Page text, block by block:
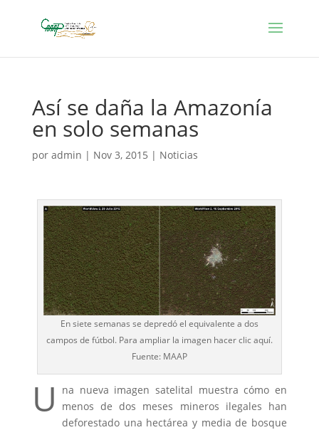
Así se daña la Amazonía
en solo semanas
por admin | Nov 3, 2015 | Noticias
En siete semanas se depredó el equivalente a dos
campos de fútbol. Para ampliar la imagen hacer clic aquí.
Fuente: MAAP
U
na nueva imagen satelital muestra cómo en
menos de dos meses mineros ilegales han
deforestado una hectárea y media de bosque